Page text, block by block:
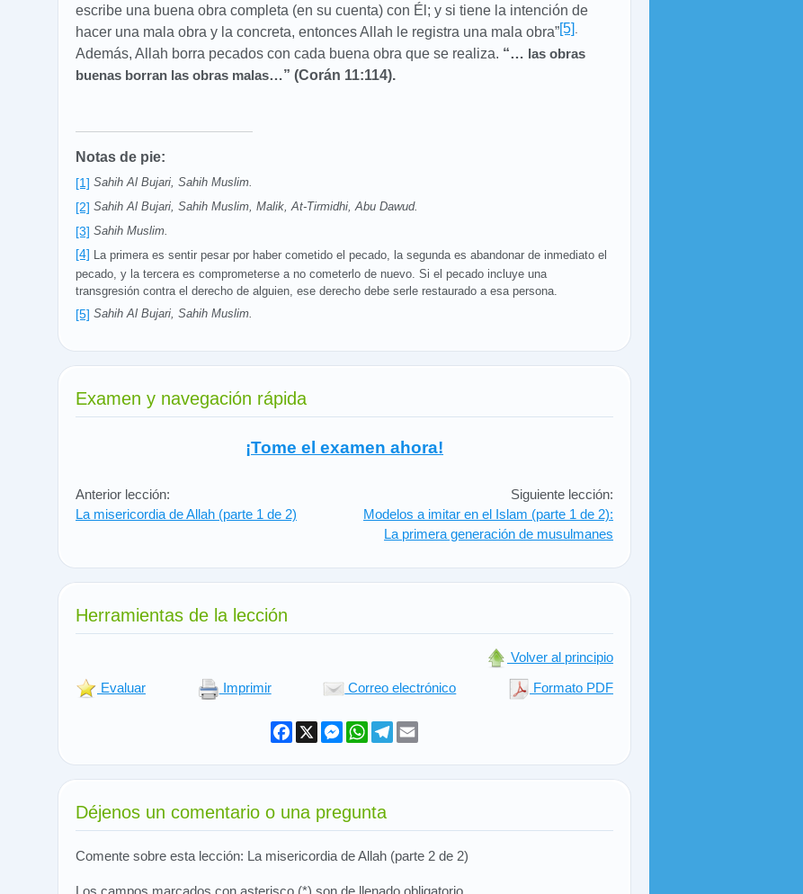
escribe una buena obra completa (en su cuenta) con Él; y si tiene la intención de
hacer una mala obra y la concreta, entonces Allah le registra una mala obra”[5].
Además, Allah borra pecados con cada buena obra que se realiza. “… las obras
buenas borran las obras malas…” (Corán 11:114).
Notas de pie:
[1] Sahih Al Bujari, Sahih Muslim.
[2] Sahih Al Bujari, Sahih Muslim, Malik, At-Tirmidhi, Abu Dawud.
[3] Sahih Muslim.
[4] La primera es sentir pesar por haber cometido el pecado, la segunda es abandonar de inmediato el
pecado, y la tercera es comprometerse a no cometerlo de nuevo. Si el pecado incluye una
transgresión contra el derecho de alguien, ese derecho debe serle restaurado a esa persona.
[5] Sahih Al Bujari, Sahih Muslim.
Examen y navegación rápida
¡Tome el examen ahora!
Anterior lección:
La misericordia de Allah (parte 1 de 2)
Siguiente lección:
Modelos a imitar en el Islam (parte 1 de 2):
La primera generación de musulmanes
Herramientas de la lección
Volver al principio
Evaluar Imprimir Correo electrónico Formato PDF
Facebook
X Messenger
WhatsApp
Telegram
Déjenos un comentario o una pregunta
Comente sobre esta lección: La misericordia de Allah (parte 2 de 2)
Los campos marcados con asterisco (*) son de llenado obligatorio.